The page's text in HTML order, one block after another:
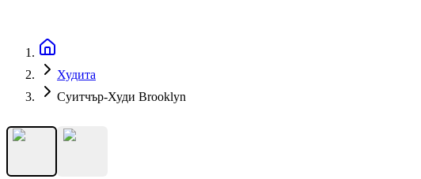
Худита
Суитчър-Худи Brooklyn